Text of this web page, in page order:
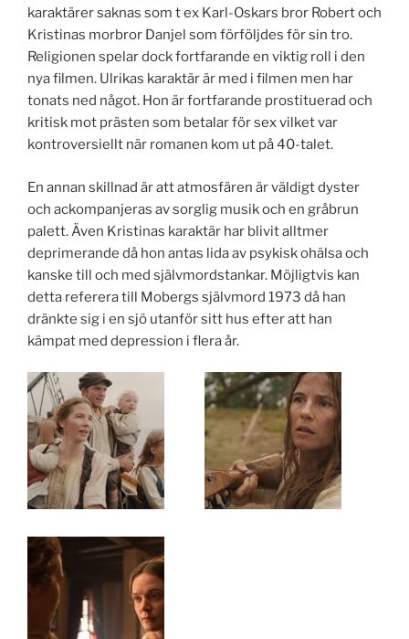
karaktärer saknas som t ex Karl-Oskars bror Robert och
Kristinas morbror Danjel som förföljdes för sin tro.
Religionen spelar dock fortfarande en viktig roll i den
nya filmen. Ulrikas karaktär är med i filmen men har
tonats ned något. Hon är fortfarande prostituerad och
kritisk mot prästen som betalar för sex vilket var
kontroversiellt när romanen kom ut på 40-talet.
En annan skillnad är att atmosfären är väldigt dyster
och ackompanjeras av sorglig musik och en gråbrun
palett. Även Kristinas karaktär har blivit alltmer
deprimerande då hon antas lida av psykisk ohälsa och
kanske till och med självmordstankar. Möjligtvis kan
detta referera till Mobergs självmord 1973 då han
dränkte sig i en sjö utanför sitt hus efter att han
kämpat med depression i flera år.